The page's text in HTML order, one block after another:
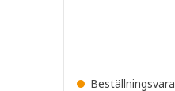
Beställningsvara